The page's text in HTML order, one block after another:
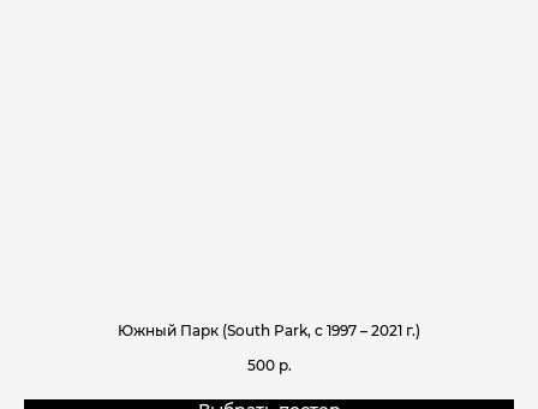
Южный Парк (South Park, с 1997 – 2021 г.)
500 р.